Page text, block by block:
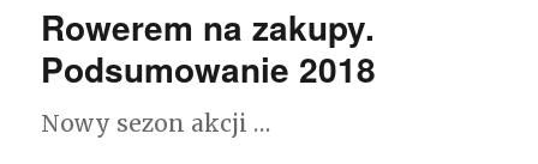
Rowerem na zakupy.
Podsumowanie 2018
Nowy sezon akcji …